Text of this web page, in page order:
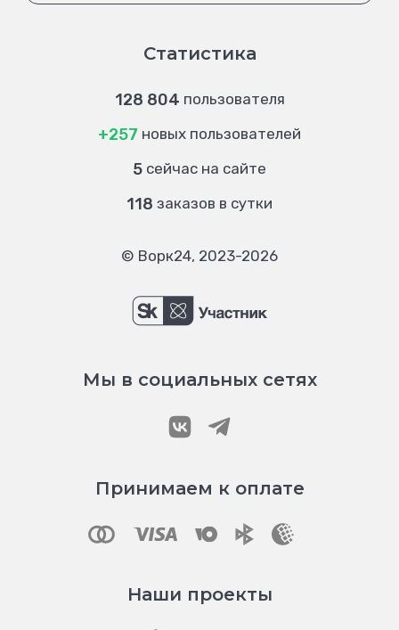
Статистика
128 804 пользователя
+257 новых пользователей
5 сейчас на сайте
118 заказов в сутки
© Ворк24, 2023-2026
Мы в социальных сетях
Принимаем к оплате
Наши проекты